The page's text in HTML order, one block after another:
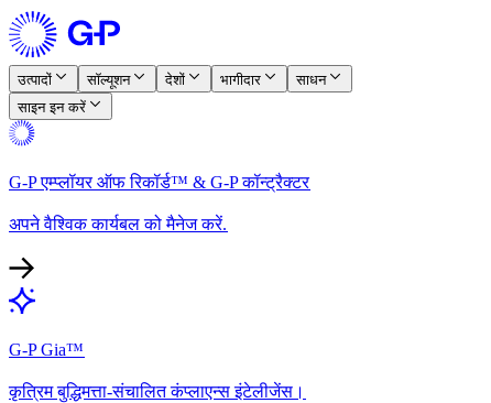
उत्पादों​​ सॉल्यूशन​​ देशों​​ भागीदार​​
साधन​​
साइन इन करें​​
G-P एम्प्लॉयर ऑफ रिकॉर्ड™ & G-P कॉन्ट्रैक्टर​​
अपने वैश्विक कार्यबल को मैनेज करें.​​
G-P Gia™​​
कृत्रिम बुद्धिमत्ता-संचालित कंप्लाएन्स इंटेलीजेंस।​​